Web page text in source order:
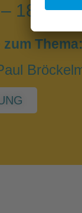
18:30
Thema: